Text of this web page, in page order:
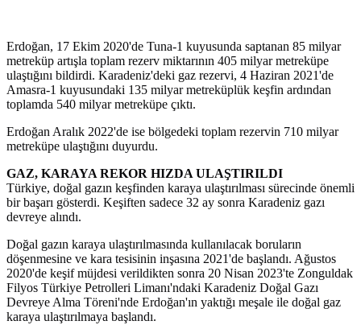
Erdoğan, 17 Ekim 2020'de Tuna-1 kuyusunda saptanan 85 milyar
metreküp artışla toplam rezerv miktarının 405 milyar metreküpe
ulaştığını bildirdi. Karadeniz'deki gaz rezervi, 4 Haziran 2021'de
Amasra-1 kuyusundaki 135 milyar metreküplük keşfin ardından
toplamda 540 milyar metreküpe çıktı.
Erdoğan Aralık 2022'de ise bölgedeki toplam rezervin 710 milyar
metreküpe ulaştığını duyurdu.
GAZ, KARAYA REKOR HIZDA ULAŞTIRILDI
Türkiye, doğal gazın keşfinden karaya ulaştırılması sürecinde önemli
bir başarı gösterdi. Keşiften sadece 32 ay sonra Karadeniz gazı
devreye alındı.
Doğal gazın karaya ulaştırılmasında kullanılacak boruların
döşenmesine ve kara tesisinin inşasına 2021'de başlandı. Ağustos
2020'de keşif müjdesi verildikten sonra 20 Nisan 2023'te Zonguldak
Filyos Türkiye Petrolleri Limanı'ndaki Karadeniz Doğal Gazı
Devreye Alma Töreni'nde Erdoğan'ın yaktığı meşale ile doğal gaz
karaya ulaştırılmaya başlandı.